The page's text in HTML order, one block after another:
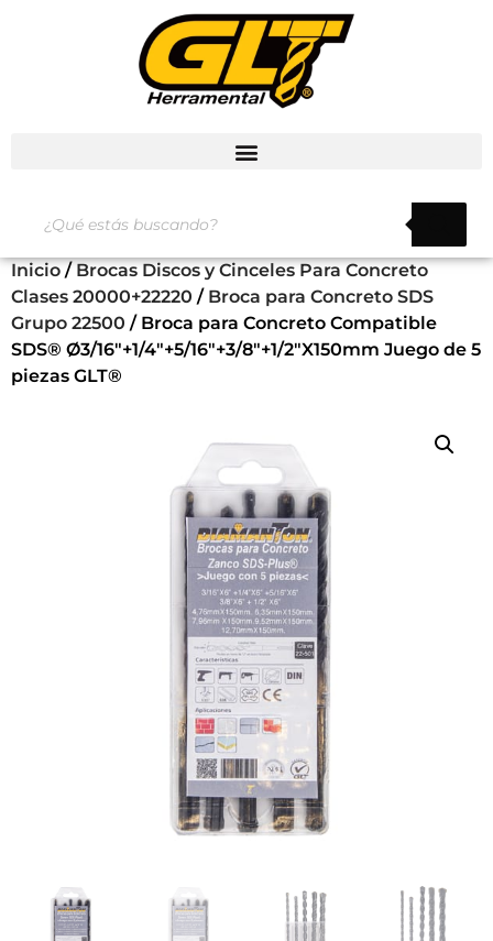
Inicio / Brocas Discos y Cinceles Para Concreto
Clases 20000+22220 / Broca para Concreto SDS
Grupo 22500 / Broca para Concreto Compatible
SDS® Ø3/16″+1/4″+5/16″+3/8″+1/2″X150mm Juego de 5
piezas GLT®